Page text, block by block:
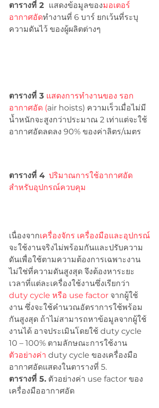
ตารางที่ 2 แสดงข้อมูลของมอเตอร์
อากาศอัดทำงานที่ 6 บาร์ ยกเว้นที่ระบุ
ความดันไว้ ของผู้ผลิตต่างๆ
ตารางที่ 3 แสดงการทำงานของ รอก
อากาศอัด (air hoists) ความเร็วเมื่อไม่มี
น้ำหนักจะสูงกว่าประมาณ 2 เท่าแต่จะใช้
อากาศอัดลดลง 90% ของค่าลิตร/เมตร
ตารางที่ 4 ปริมาณการใช้อากาศอัด
สำหรับอุปกรณ์ควบคุม
เนื่องจากเครื่องจักร เครื่องมือและอุปกรณ์
จะใช้งานจริงไม่พร้อมกันและปรับความ
ดันเพื่อใช้ตามความต้องการเฉพาะงาน
ไม่ใช่ที่ความดันสูงสุด จึงต้องหาระยะ
เวลาที่แต่ละเครื่องใช้งานซึ่งเรียกว่า
duty cycle หรือ use factor จากผู้ใช้
งาน ซึ่งจะใช้คำนวณอัตราการใช้พร้อม
กันสูงสุด ถ้าไม่สามารถหาข้อมูลจากผู้ใช้
งานได้ อาจประเมินโดยใช้ duty cycle
10 – 100% ตามลักษณะการใช้งาน
ตัวอย่างค่า duty cycle ของเครื่องมือ
อากาศอัดแสดงในตารางที่ 5.
ตารางที่ 5. ตัวอย่างค่า use factor ของ
เครื่องมืออากาศอัด